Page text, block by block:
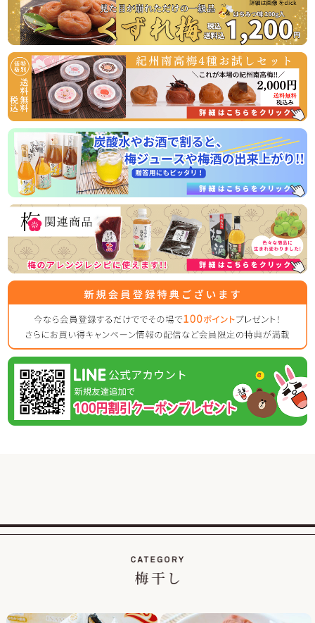
2026/04/06
うなぎ屋かわすい様とのコラボ商品！国産うなぎと梅の相性
抜群！うな梅セットの販売開始
国産うなぎの蒲焼と山椒、最高級の紀州南高梅がセットにな
った、相性抜群の商品です！
常温商品のため、お届け後すぐお召し上がりいただけますの
でぜひご賞味ください。
2026/03/31
ゴールデンウイークの営業のお知らせ
平素は格別のご高配を賜り厚く御礼申し上げます。
表記の件、下記の通りご案内させていただきます。
何かとご迷惑をお掛け致しますが、何卒ご理解とご協力を賜
りますよう宜しくお願い致します。
【休業日】
5月2日(土曜日) ～ 5月6日（水曜日）
5月7日(木曜日) ～
休業日後は、大変混雑が予想されますのであらかじめのご注
2026/02/01
「梅エキス飴」もプレゼント！
を大特価、送料込・税込1,200円で販売！